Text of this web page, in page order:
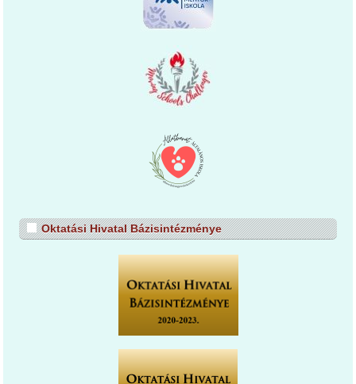
Oktatási Hivatal Bázisintézménye